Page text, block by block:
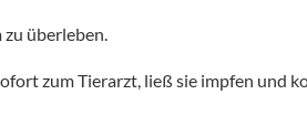
überleben.
zum Tierarzt, ließ sie impfen und